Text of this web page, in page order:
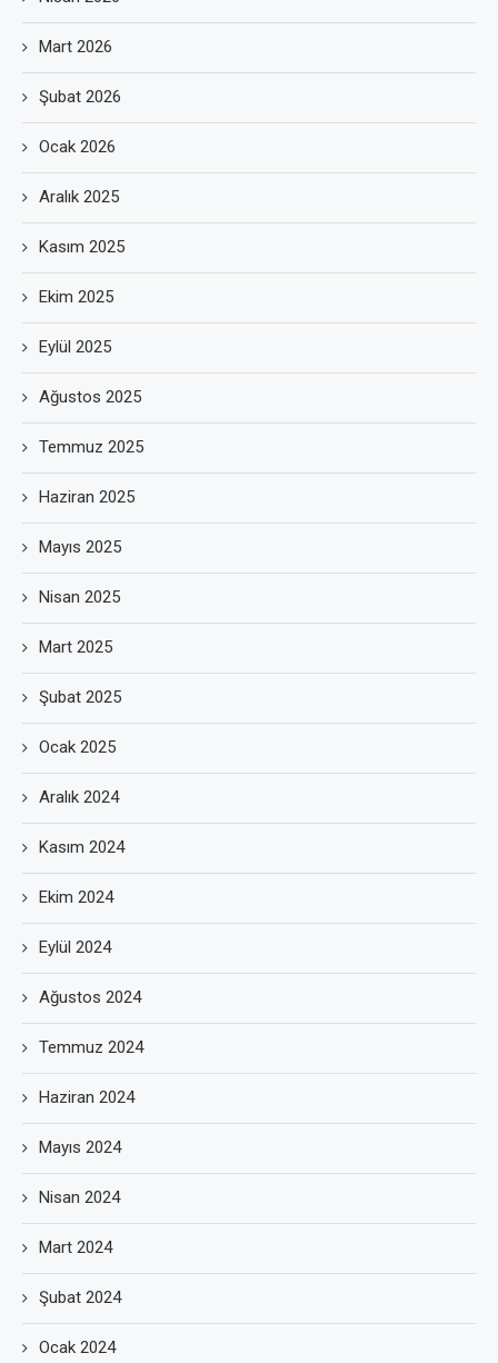
Mart 2026
Şubat 2026
Ocak 2026
Aralık 2025
Kasım 2025
Ekim 2025
Eylül 2025
Ağustos 2025
Temmuz 2025
Haziran 2025
Mayıs 2025
Nisan 2025
Mart 2025
Şubat 2025
Ocak 2025
Aralık 2024
Kasım 2024
Ekim 2024
Eylül 2024
Ağustos 2024
Temmuz 2024
Haziran 2024
Mayıs 2024
Nisan 2024
Mart 2024
Şubat 2024
Ocak 2024